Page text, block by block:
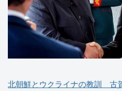
北朝鮮とウクライナの教訓 古